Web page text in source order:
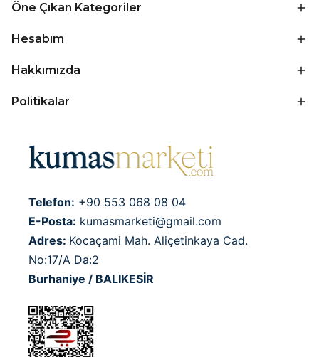
Öne Çıkan Kategoriler
Hesabım
Hakkımızda
Politikalar
Telefon: +90 553 068 08 04
E-Posta: kumasmarketi@gmail.com
Adres: Kocaçami Mah. Aliçetinkaya Cad.
No:17/A Da:2
Burhaniye / BALIKESİR